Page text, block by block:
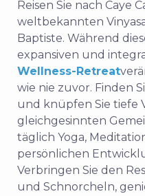
Reisen Sie nach Caye
weltbekannten
Baptiste. Während
expansiven und
Wellness-Retreat
wie nie zuvor. Finden
und knüpfen Sie tiefe
gleichgesinnten
täglich Yoga,
persönlichen
Verbringen Sie den
und Schnorcheln,